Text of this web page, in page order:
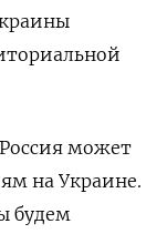
может
на Украине.
будем